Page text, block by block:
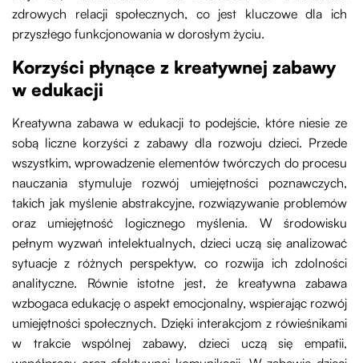
zdrowych relacji społecznych, co jest kluczowe dla ich
przyszłego funkcjonowania w dorosłym życiu.
Korzyści płynące z kreatywnej zabawy
w edukacji
Kreatywna zabawa w edukacji to podejście, które niesie ze
sobą liczne korzyści z zabawy dla rozwoju dzieci. Przede
wszystkim, wprowadzenie elementów twórczych do procesu
nauczania stymuluje rozwój umiejętności poznawczych,
takich jak myślenie abstrakcyjne, rozwiązywanie problemów
oraz umiejętność logicznego myślenia. W środowisku
pełnym wyzwań intelektualnych, dzieci uczą się analizować
sytuacje z różnych perspektyw, co rozwija ich zdolności
analityczne. Równie istotne jest, że kreatywna zabawa
wzbogaca edukację o aspekt emocjonalny, wspierając rozwój
umiejętności społecznych. Dzięki interakcjom z rówieśnikami
w trakcie wspólnej zabawy, dzieci uczą się empatii,